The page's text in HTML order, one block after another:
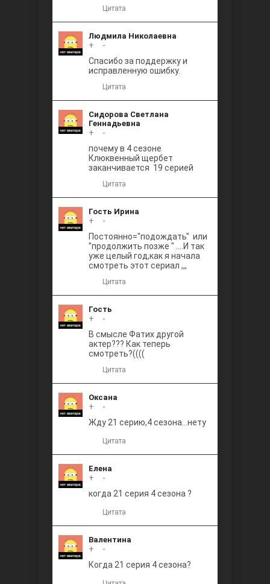
Между
Ветреный
Цитата
Людмила Николаевна
+
-
Спасибо за поддержку и
исправленную ошибку.
Цитата
Сидорова Светлана
Геннадьевна
+
-
почему в 4 сезоне
Клюквенный щербет
заканчивается 19 серией
Цитата
Гость Ирина
+
-
Постоянно="подождать" или
"продолжить позже " ....И так
уже целый год,как я начала
смотреть этот сериал ,,,
Цитата
Гость
+
-
В смысле Фатих другой
актер??? Как теперь
смотреть?((((
Цитата
Оксана
+
-
Жду 21 серию,4 сезона...нету
Цитата
Елена
+
-
когда 21 серия 4 сезона ?
Цитата
Валентина
+
-
Когда 21 серия 4 сезона?